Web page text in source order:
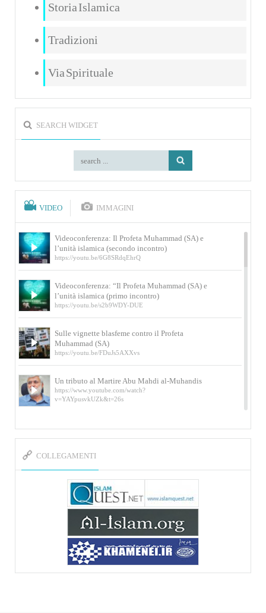
Storia Islamica
Tradizioni
Via Spirituale
SEARCH WIDGET
VIDEO IMMAGINI
Videoconferenza: Il Profeta Muhammad (SA) e
l’unità islamica (secondo incontro)
https://youtu.be/6G8SRdqEhrQ
Videoconferenza: “Il Profeta Muhammad (SA) e
l’unità islamica (primo incontro)
https://youtu.be/s2b9WDY-DUE
Sulle vignette blasfeme contro il Profeta
Muhammad (SA)
https://youtu.be/FDuJs5AXXvs
Un tributo al Martire Abu Mahdi al-Muhandis
https://www.youtube.com/watch?
v=YAYpusvkUZk&t=26s
L’Abluzione rituale (wudu) secondo l’Imam Alì
e l’Imam Khomeini
della figlia di un martire
https://www.youtube.com/watch?
v=-5nPSxbf9l0&t=103s
Sheykh Abbas Di Palma sui martiri Qassem
Soleimani e Abu Mahdi Al-Muhandis
https://youtu.be/Y6SIP2PIht4 Video del discorso tenuto
dallo Sheykh Abbas Di Palma in ...
COLLEGAMENTI